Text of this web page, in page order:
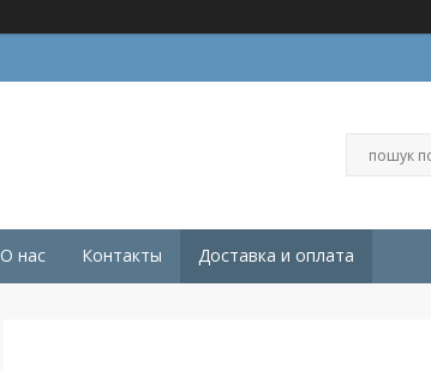
О нас Контакты Доставка и оплата